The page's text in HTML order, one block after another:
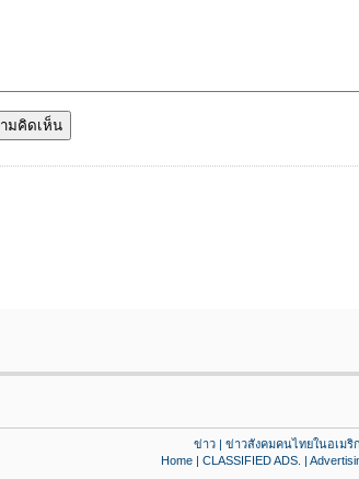
ข่าว| ข่าวสังคมคนไทยในอเมริ
Home| CLASSIFIED ADS.